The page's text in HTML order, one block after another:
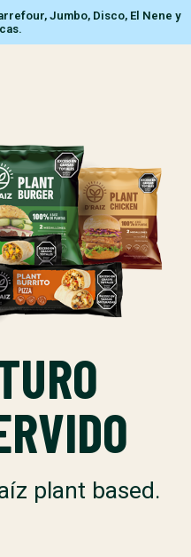
Jumbo, Disco, El Nene y
plant based.